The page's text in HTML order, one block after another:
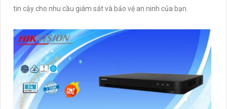
tin cậy cho nhu cầu giám sát và bảo vệ an ninh của bạn.